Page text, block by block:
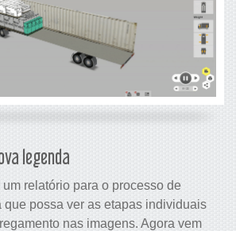
legenda
relatório para o processo de
que possa ver as etapas individuais
nas imagens. Agora vem